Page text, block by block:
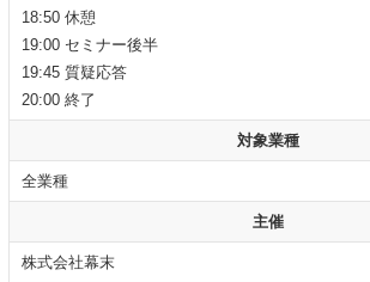
18:50 休憩
19:00 セミナー後半
19:45 質疑応答
20:00 終了
対象業種
全業種
主催
株式会社幕末